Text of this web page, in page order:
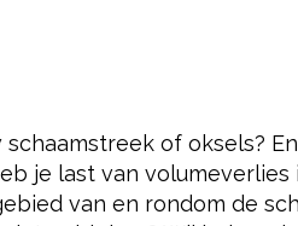
of oksels?
je last van volumeverlies
van en rondom de